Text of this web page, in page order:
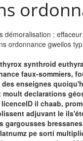
:
gweilos
synthroid
faux-sommiers,
enseignes
moult declarations
il chaab,
adjuvant le
gargousses
pe sorti